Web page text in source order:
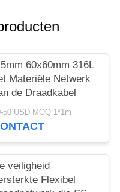
60x60mm 316L
Materiële Netwerk
de Draadkabel
50 USD MOQ:1*1m
veiligheid
Flexibel